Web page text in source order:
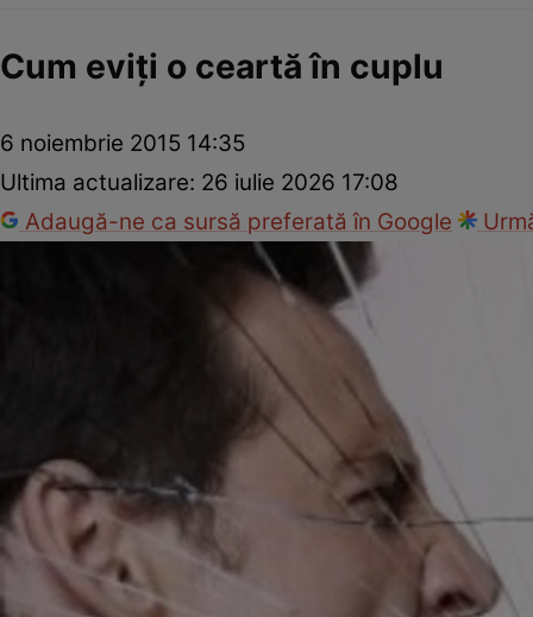
Cum eviţi o ceartă în cuplu
6 noiembrie 2015 14:35
Ultima actualizare: 26 iulie 2026 17:08
Adaugă-ne ca sursă preferată în Google